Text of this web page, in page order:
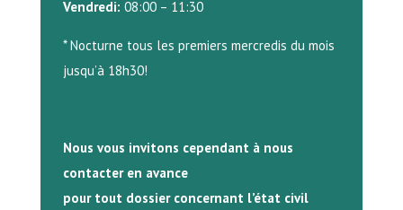
Vendredi: 08:00 – 11:30
* Nocturne tous les premiers mercredis du mois
jusqu’à 18h30!
Nous vous invitons cependant à nous
contacter en avance
pour tout dossier concernant l’état civil